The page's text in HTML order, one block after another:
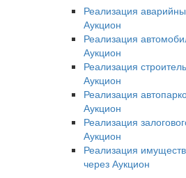
Реализация
Аукцион
Реализация
Аукцион
Реализация
Аукцион
Реализация
Аукцион
Реализация
Аукцион
Реализация
через Аукцион